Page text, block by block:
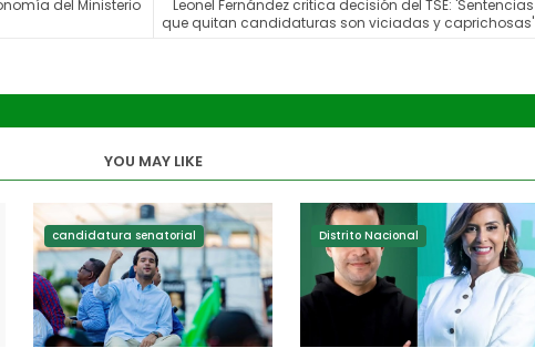
Leonel Fernández critica decisión del TSE: 'Sentencias
que quitan candidaturas son viciadas y caprichosas'
del Ministerio
YOU MAY LIKE
candidatura senatorial Distrito Nacional